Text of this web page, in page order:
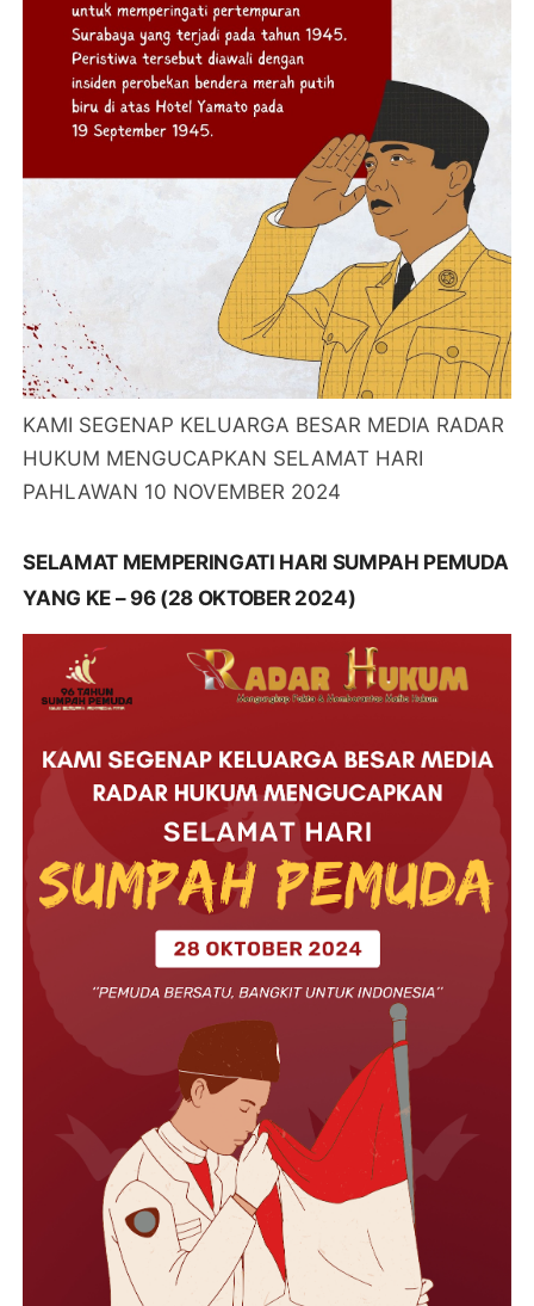
KAMI SEGENAP KELUARGA BESAR MEDIA RADAR
HUKUM MENGUCAPKAN SELAMAT HARI
PAHLAWAN 10 NOVEMBER 2024
SELAMAT MEMPERINGATI HARI SUMPAH PEMUDA
YANG KE – 96 (28 OKTOBER 2024)